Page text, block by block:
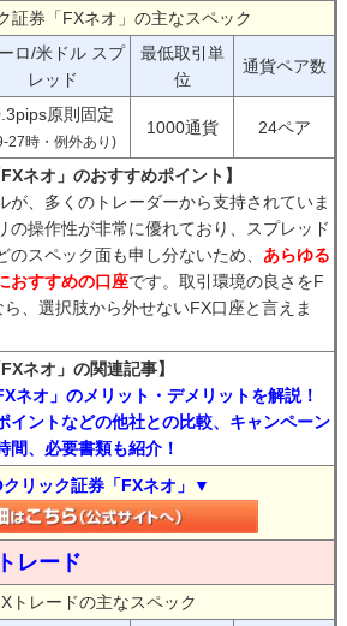
証券「FXネオ」の主なスペック
ロ/米ドル スプ
レッド
最低取引単
位
通貨ペア数
原則固定
27時・例外あり)
1000通貨 24ペア
ネオ」のおすすめポイント】
が、多くのトレーダーから支持されていま
の操作性が非常に優れており、スプレッド
スペック面も申し分ないため、 あらゆる
おすすめの口座です。取引環境の良さをF
、選択肢から外せないFX口座と言えま
ネオ」の関連記事】
ネオ」のメリット・デメリットを解説！
イントなどの他社との比較、キャンペーン
間、必要書類も紹介！
リック証券「FXネオ」▼
レード
トレードの主なスペック